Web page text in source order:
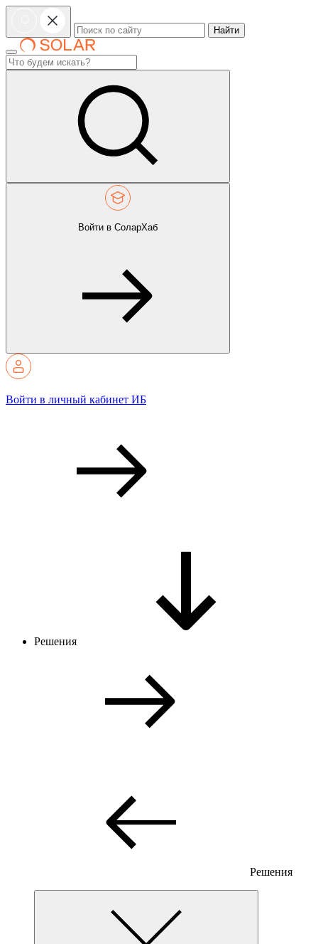
Найти
Войти в СоларХаб
Войти в личный кабинет ИБ
Решения
Решения